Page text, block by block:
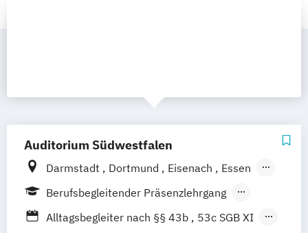
Auditorium Südwestfalen
Darmstadt Dortmund Eisenach
Essen
Fulda
Gießen Hamburg
Hannover
Münster Siegen Trier
Berufsbegleitender Präsenzlehrgang
Fernlehrgang
Vollzeit
Alltagsbegleiter nach §§ 43b
53c SGB XI